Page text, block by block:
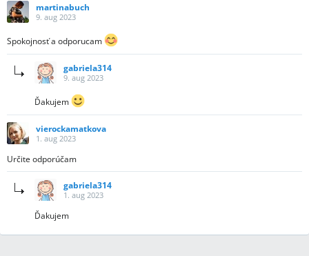
martinabuch
9. aug 2023
Spokojnosť a odporucam
gabriela314
9. aug 2023
Ďakujem
vierockamatkova
1. aug 2023
Určite odporúčam
gabriela314
1. aug 2023
Ďakujem